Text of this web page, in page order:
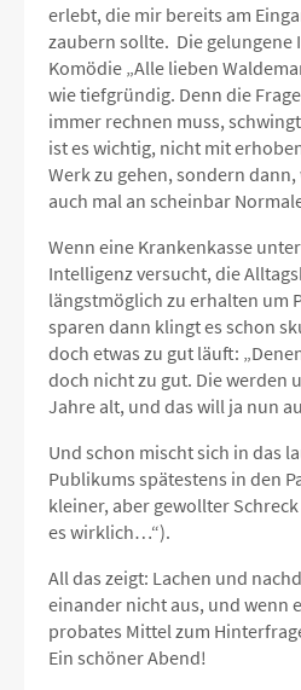
erlebt, die mir bereits am
zaubern sollte. Die gelungene
Komödie „Alle lieben
wie tiefgründig. Denn die
immer rechnen muss,
ist es wichtig, nicht mit
Werk zu gehen, sondern dann,
auch mal an scheinbar
Wenn eine Krankenkasse
Intelligenz versucht, die
längstmöglich zu erhalten um
sparen dann klingt es schon
doch etwas zu gut läuft:
doch nicht zu gut. Die werden
Jahre alt, und das will ja nun
Und schon mischt sich in das
Publikums spätestens in den
kleiner, aber gewollter
es wirklich…“).
All das zeigt: Lachen und
einander nicht aus, und wenn
probates Mittel zum
Ein schöner Abend!